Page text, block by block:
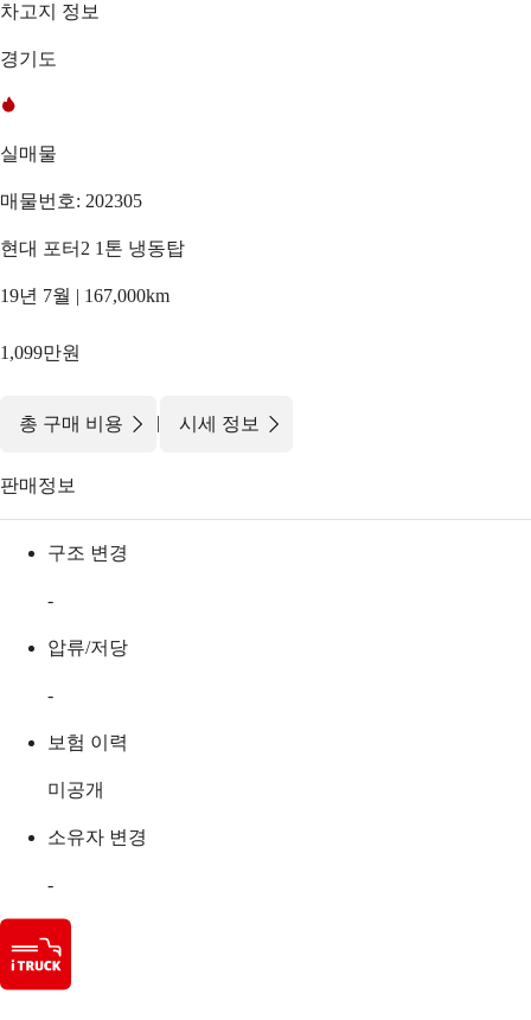
차고지 정보
경기도
실매물
매물번호: 202305
현대 포터2 1톤 냉동탑
19년 7월 | 167,000km
1,099만원
총 구매 비용 | 시세 정보
판매정보
구조 변경
-
압류/저당
-
보험 이력
미공개
소유자 변경
-